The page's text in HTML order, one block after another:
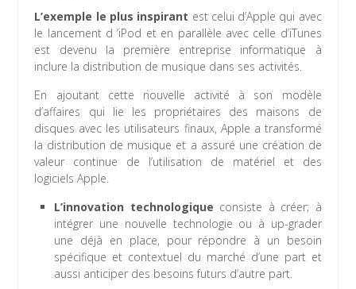
L’exemple le plus inspirant est celui d’Apple qui avec
le lancement d ‘iPod et en parallèle avec celle d’iTunes
est devenu la première entreprise informatique à
inclure la distribution de musique dans ses activités.
En ajoutant cette nouvelle activité à son modèle
d’affaires qui lie les propriétaires des maisons de
disques avec les utilisateurs finaux, Apple a transformé
la distribution de musique et a assuré une création de
valeur continue de l’utilisation de matériel et des
logiciels Apple.
L’innovation technologique consiste à créer; à
intégrer une nouvelle technologie ou à up-grader
une déjà en place, pour répondre à un besoin
spécifique et contextuel du marché d’une part et
aussi anticiper des besoins futurs d’autre part.